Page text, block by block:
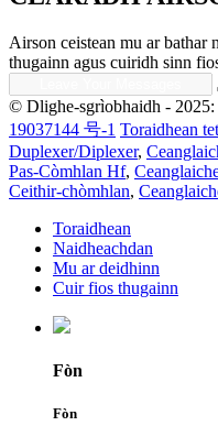
Airson ceistean mu ar bathar
thugainn agus cuiridh sinn
© Dlighe-sgrìobhaidh - 2025:
19037144 号-1 Toraidhean
Duplexer/Diplexer,
Pas-Còmhlan Hf,
Ceithir-chòmhlan,
Toraidhean
Naidheachdan
Mu ar deidhinn
Cuir fios thugainn
Fòn
Fòn